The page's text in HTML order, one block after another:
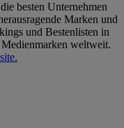
besten Unternehmen
Marken und
und Bestenlisten in
weltweit.